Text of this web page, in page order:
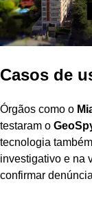
Casos de
Órgãos como o
testaram o
tecnologia
investigativo e na
confirmar